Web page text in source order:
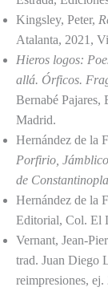
Kingsley, Peter,
Atalanta, 2021,
Hieros logos:
allá. Órficos.
Bernabé
Madrid.
Hernández de la
Porfirio,
de Constantinopla
Hernández de la
Editorial, Col. El
Vernant, Jean-
trad. Juan Diego
reimpresiones,